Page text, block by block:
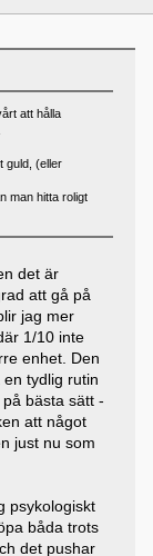
att hålla
guld, (eller
man hitta roligt
det är
att gå på
jag mer
1/10 inte
enhet. Den
tydlig rutin
bästa sätt -
att något
just nu som
psykologiskt
båda trots
det pushar